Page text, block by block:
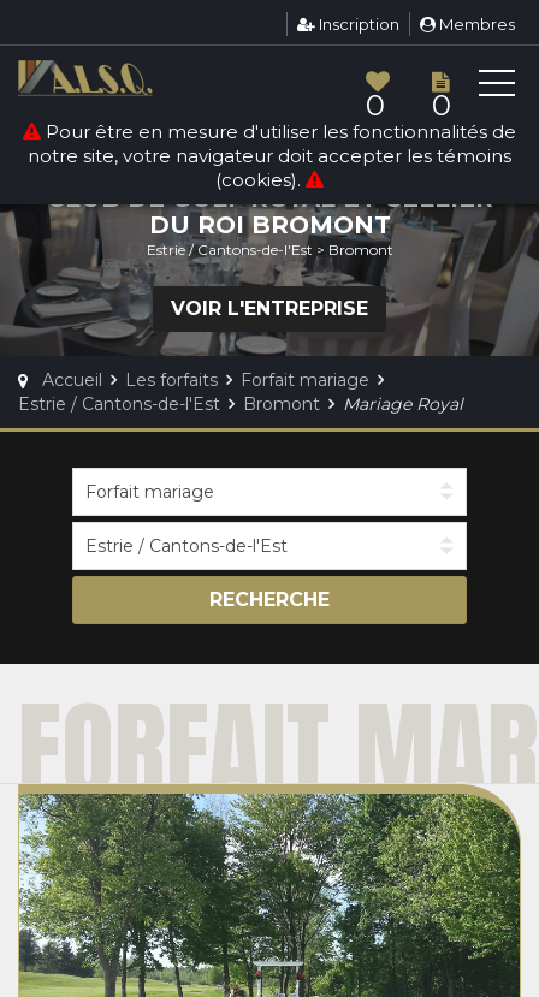
Inscription Membres
0 0
Pour être en mesure d'utiliser les fonctionnalités de
notre site, votre navigateur doit accepter les témoins
(cookies).
FORFAIT MARIAGE
CLUB DE GOLF ROYAL ET CELLIER
DU ROI BROMONT
Estrie / Cantons-de-l'Est > Bromont
VOIR L'ENTREPRISE
Accueil Les forfaits
Forfait mariage
Estrie / Cantons-de-l'Est
Bromont Mariage Royal
RECHERCHE
FORFAIT